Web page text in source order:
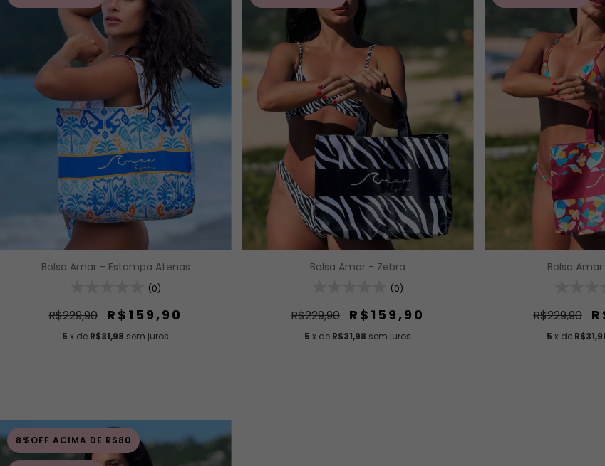
Bolsa Amar - Estampa Atenas
(0)
R$229,90 R$159,90
5 x de R$31,98 sem juros
Bolsa Amar - Zebra
(0)
R$229,90 R$159,90
5 x de R$31,98 sem juros
Bolsa
R$229,90
5 x de
8%OFF ACIMA DE R$80